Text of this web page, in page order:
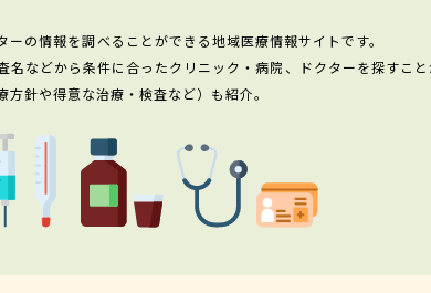
の情報を調べることができる地域医療情報サイトです。
などから条件に合ったクリニック・病院、ドクターを探すこと
針や得意な治療・検査など）も紹介。